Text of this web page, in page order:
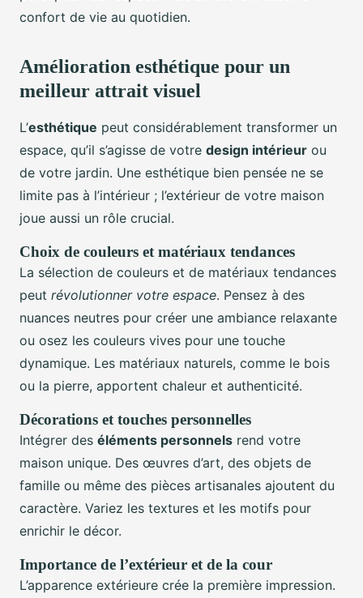
confort de vie au quotidien.
Amélioration esthétique pour un
meilleur attrait visuel
L’esthétique peut considérablement transformer un
espace, qu’il s’agisse de votre design intérieur ou
de votre jardin. Une esthétique bien pensée ne se
limite pas à l’intérieur ; l’extérieur de votre maison
joue aussi un rôle crucial.
Choix de couleurs et matériaux tendances
La sélection de couleurs et de matériaux tendances
peut révolutionner votre espace. Pensez à des
nuances neutres pour créer une ambiance relaxante
ou osez les couleurs vives pour une touche
dynamique. Les matériaux naturels, comme le bois
ou la pierre, apportent chaleur et authenticité.
Décorations et touches personnelles
Intégrer des éléments personnels rend votre
maison unique. Des œuvres d’art, des objets de
famille ou même des pièces artisanales ajoutent du
caractère. Variez les textures et les motifs pour
enrichir le décor.
Importance de l’extérieur et de la cour
L’apparence extérieure crée la première impression.